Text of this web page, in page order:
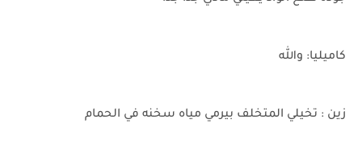
كاميليا: والله
زين : تخيلي المتخلف بيرمي مياه سخنه في الحمام